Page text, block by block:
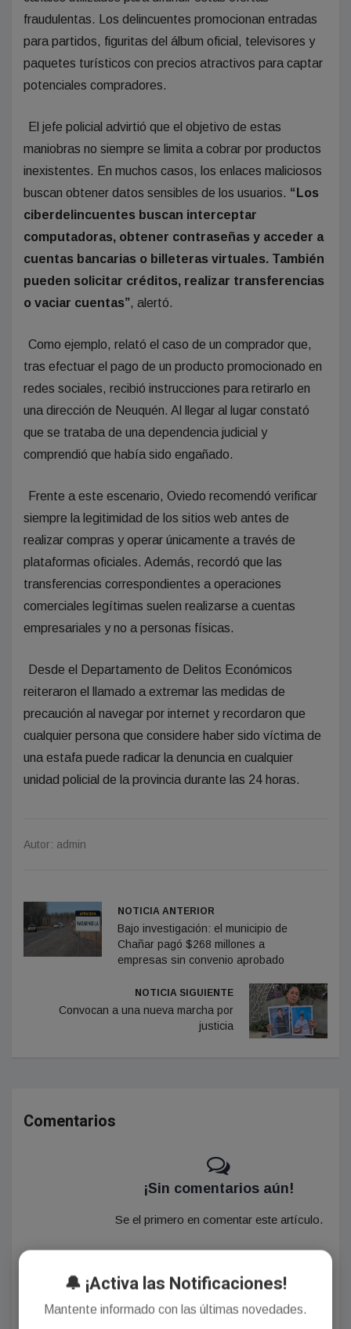
fraudulentas. Los delincuentes promocionan entradas
para partidos, figuritas del álbum oficial, televisores y
paquetes turísticos con precios atractivos para captar
potenciales compradores.
El jefe policial advirtió que el objetivo de estas
maniobras no siempre se limita a cobrar por productos
inexistentes. En muchos casos, los enlaces maliciosos
buscan obtener datos sensibles de los usuarios. “Los
ciberdelincuentes buscan interceptar
computadoras, obtener contraseñas y acceder a
cuentas bancarias o billeteras virtuales. También
pueden solicitar créditos, realizar transferencias
o vaciar cuentas”, alertó.
Como ejemplo, relató el caso de un comprador que,
tras efectuar el pago de un producto promocionado en
redes sociales, recibió instrucciones para retirarlo en
una dirección de Neuquén. Al llegar al lugar constató
que se trataba de una dependencia judicial y
comprendió que había sido engañado.
Frente a este escenario, Oviedo recomendó verificar
siempre la legitimidad de los sitios web antes de
realizar compras y operar únicamente a través de
plataformas oficiales. Además, recordó que las
transferencias correspondientes a operaciones
comerciales legítimas suelen realizarse a cuentas
empresariales y no a personas físicas.
Desde el Departamento de Delitos Económicos
reiteraron el llamado a extremar las medidas de
precaución al navegar por internet y recordaron que
cualquier persona que considere haber sido víctima de
una estafa puede radicar la denuncia en cualquier
unidad policial de la provincia durante las 24 horas.
Autor: admin
NOTICIA ANTERIOR
Bajo investigación: el municipio de
Chañar pagó $268 millones a
empresas sin convenio aprobado
NOTICIA SIGUIENTE
Convocan a una nueva marcha por
justicia
Comentarios
¡Sin comentarios aún!
Se el primero en comentar este artículo.
Deja tu comentario
🔔 ¡Activa las Notificaciones!
Mantente informado con las últimas novedades.